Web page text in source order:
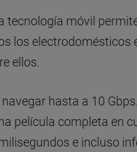
tecnología móvil
los electrodomésticos
ellos.
hasta a 10
película completa en
e incluso